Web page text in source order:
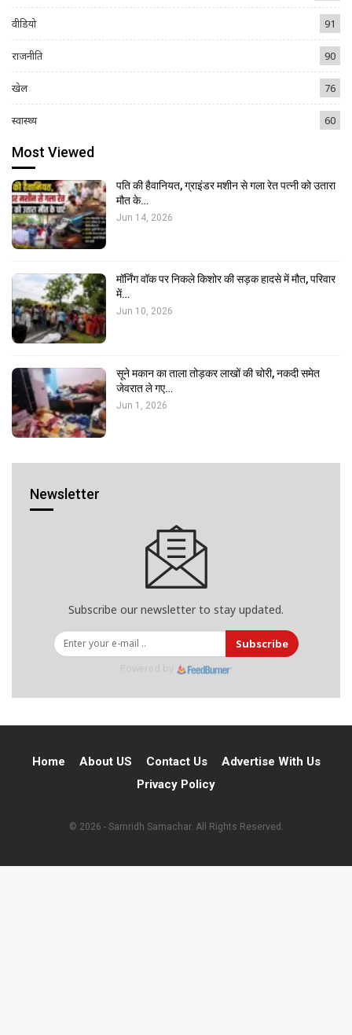
वीडियो 91
राजनीति 90
खेल 76
स्वास्थ्य 60
Most Viewed
पति की हैवानियत, ग्राइंडर मशीन से गला रेत पत्नी को उतारा
मौत के…
Jun 14, 2026
मॉर्निंग वॉक पर निकले किशोर की सड़क हादसे में मौत, परिवार
में…
Jun 10, 2026
सूने मकान का ताला तोड़कर लाखों की चोरी, नकदी समेत
जेवरात ले गए…
Jun 1, 2026
Newsletter
Subscribe our newsletter to stay updated.
Subscribe
Home About US Contact Us
Advertise With Us
Privacy Policy
© 2026 - Samridh Samachar. All Rights Reserved.